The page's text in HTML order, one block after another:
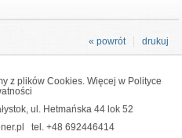
drukuj
« powrót
z plików Cookies. Więcej w Polityce
ul. Hetmańska 44 lok 52
tel. +48 692446414